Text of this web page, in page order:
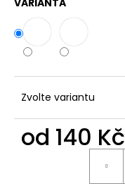
Zvolte variantu
od 140 Kč
SILIKONOVÁ
VAZELÍNA
30
Kč